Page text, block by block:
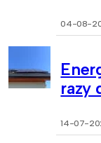
04-08-
razy
14-07-